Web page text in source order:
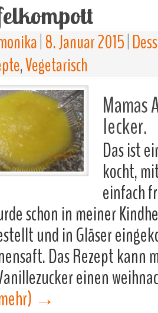
8. Januar 2015
,Vegetarisch
lecker.
Das ist
kocht,
einfach
schon in meiner
und in Gläser
Das Rezept kann
einen
→